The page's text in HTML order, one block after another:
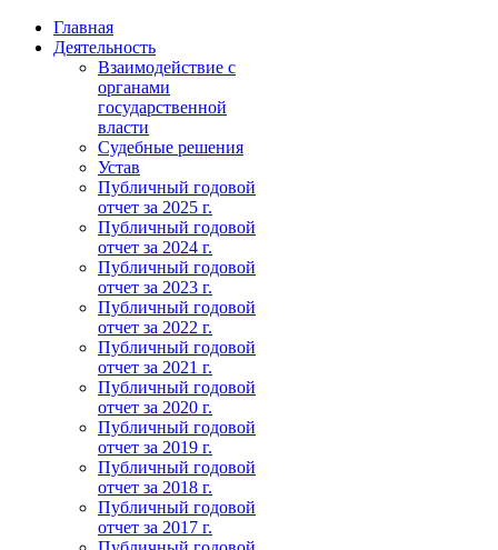
Главная
Деятельность
Взаимодействие с
органами
государственной
власти
Судебные решения
Устав
Публичный годовой
отчет за 2025 г.
Публичный годовой
отчет за 2024 г.
Публичный годовой
отчет за 2023 г.
Публичный годовой
отчет за 2022 г.
Публичный годовой
отчет за 2021 г.
Публичный годовой
отчет за 2020 г.
Публичный годовой
отчет за 2019 г.
Публичный годовой
отчет за 2018 г.
Публичный годовой
отчет за 2017 г.